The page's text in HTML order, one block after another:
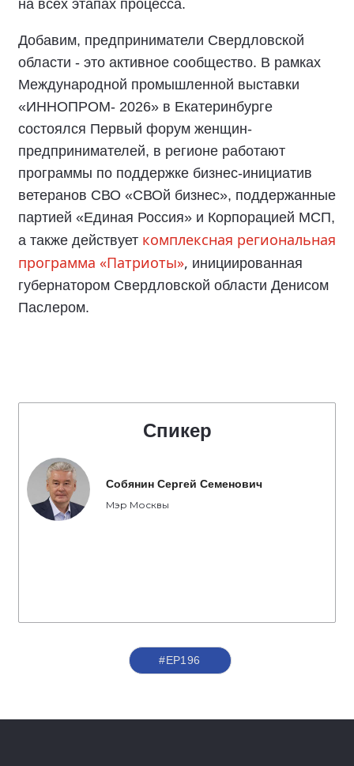
на всех этапах процесса.
Добавим, предприниматели Свердловской
области - это активное сообщество. В рамках
Международной промышленной выставки
«ИННОПРОМ- 2026» в Екатеринбурге
состоялся Первый форум женщин-
предпринимателей, в регионе работают
программы по поддержке бизнес-инициатив
ветеранов СВО «СВОй бизнес», поддержанные
партией «Единая Россия» и Корпорацией МСП,
а также действует комплексная региональная
программа «Патриоты», инициированная
губернатором Свердловской области Денисом
Паслером.
Спикер
Собянин Сергей Семенович
Мэр Москвы
#ЕР196